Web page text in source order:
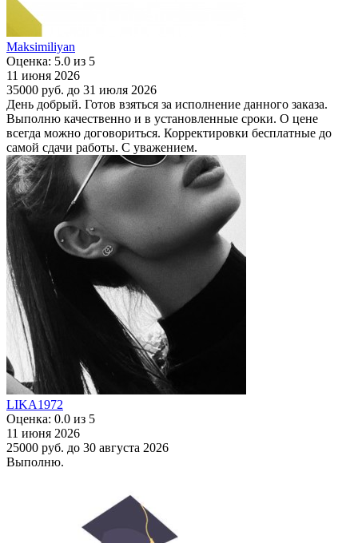
Maksimiliyan
Оценка: 5.0 из 5
11 июня 2026
35000 руб. до 31 июля 2026
День добрый. Готов взяться за исполнение данного заказа.
Выполню качественно и в установленные сроки. О цене
всегда можно договориться. Корректировки бесплатные до
самой сдачи работы. С уважением.
LIKA1972
Оценка: 0.0 из 5
11 июня 2026
25000 руб. до 30 августа 2026
Выполню.